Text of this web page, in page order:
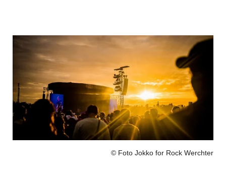
© Foto Jokko for Rock Werchter